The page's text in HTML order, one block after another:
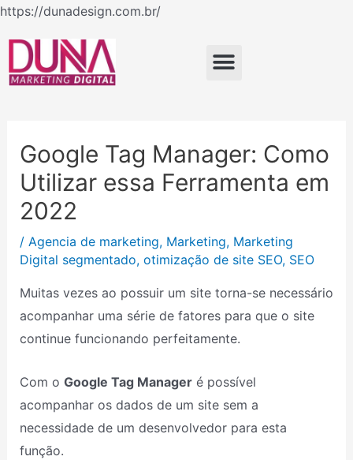
https://dunadesign.com.br/Ir
Menu
Google Tag Manager: Como
Utilizar essa Ferramenta em
2022
/ Agencia de marketing, Marketing, Marketing
Digital segmentado, otimização de site SEO, SEO
Muitas vezes ao possuir um site torna-se necessário
acompanhar uma série de fatores para que o site
continue funcionando perfeitamente.
Com o Google Tag Manageré possível
acompanhar os dados de um site sem a
necessidade de um desenvolvedor para esta
função.
de
Post